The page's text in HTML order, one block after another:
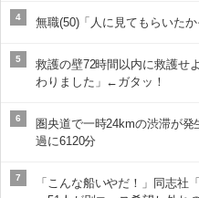
4 無職(50)「人に見てもらいた
5
救護の壁72時間以内に救護せ
わりました」←ガタッ！
6
圏央道で一時24kmの渋滞が
過に6120分
7
「こんな船いやだ！」同志社